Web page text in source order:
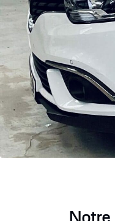
Notre